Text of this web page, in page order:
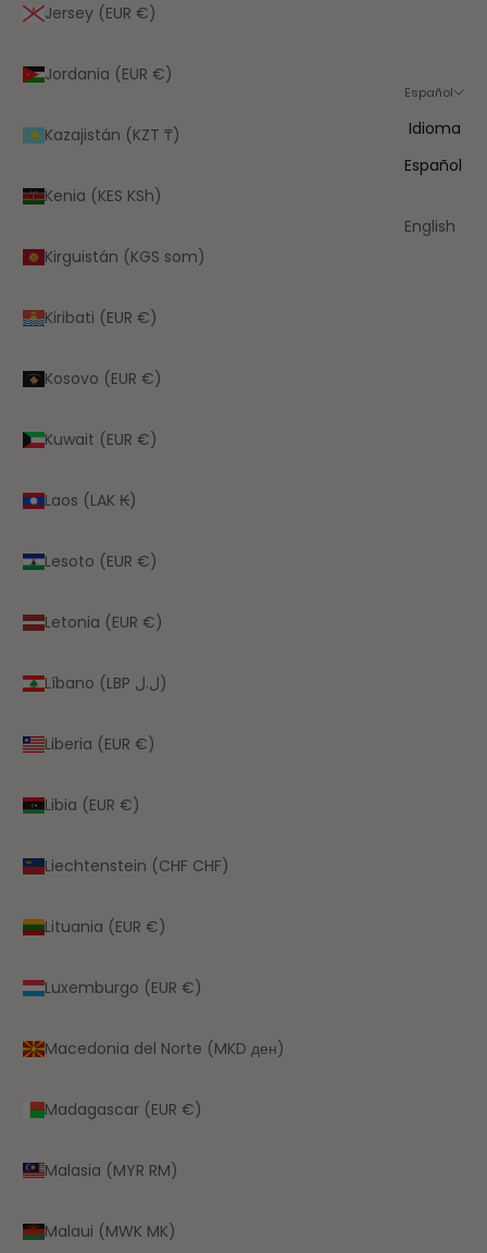
Jersey (EUR €)
Jordania (EUR €)
Kazajistán (KZT ₸)
Kenia (KES KSh)
Kirguistán (KGS som)
Kiribati (EUR €)
Kosovo (EUR €)
Kuwait (EUR €)
Laos (LAK ₭)
Lesoto (EUR €)
Letonia (EUR €)
Líbano (LBP ل.ل)
Liberia (EUR €)
Libia (EUR €)
Liechtenstein (CHF CHF)
Lituania (EUR €)
Luxemburgo (EUR €)
Macedonia del Norte (MKD ден)
Madagascar (EUR €)
Malasia (MYR RM)
Malaui (MWK MK)
Español
Idioma
Español
English